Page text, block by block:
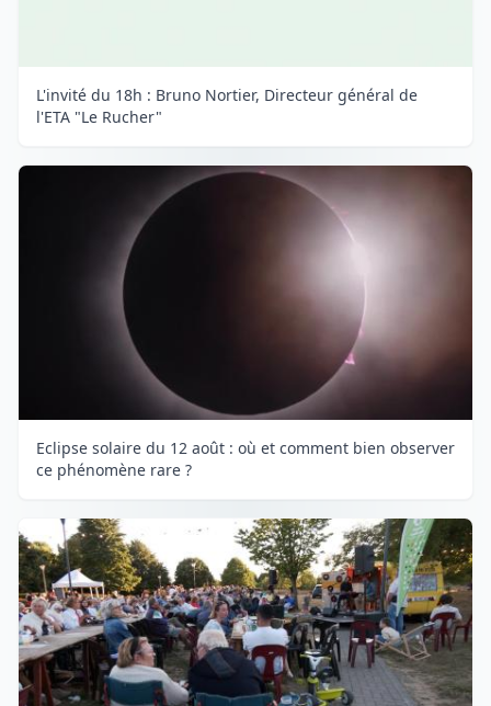
L'invité du 18h : Bruno Nortier, Directeur général de
l'ETA "Le Rucher"
Eclipse solaire du 12 août : où et comment bien observer
ce phénomène rare ?